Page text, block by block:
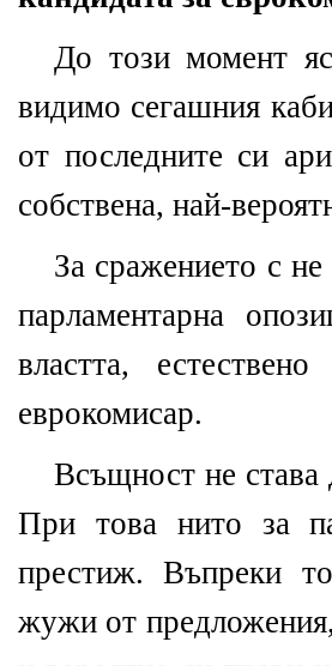
До този момент
видимо сегашния
от последните си
собствена, най-
За сражението с не
парламентарна
властта,
еврокомисар.
Всъщност не
При това нито за
престиж. Въпреки
жужи от